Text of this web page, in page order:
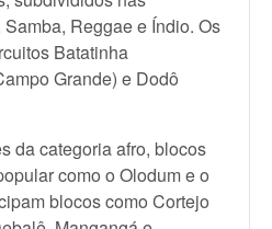
Reggae e Índio. Os
Batatinha
Grande) e Dodô
da categoria afro, blocos
como o Olodum e o
blocos como Cortejo